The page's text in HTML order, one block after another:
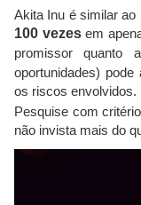
Akita Inu é similar
100 vezesem
promissor quanto
oportunidades)
os riscos envolvidos.
Pesquise com
não invista mais do